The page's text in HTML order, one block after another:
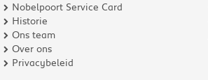
Nobelpoort Service Card
Historie
Ons team
Over ons
Privacybeleid